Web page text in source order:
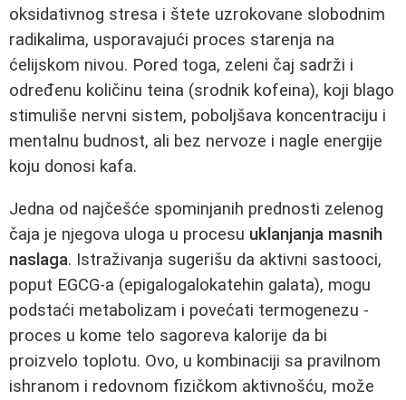
oksidativnog stresa i štete uzrokovane slobodnim
radikalima, usporavajući proces starenja na
ćelijskom nivou. Pored toga, zeleni čaj sadrži i
određenu količinu teina (srodnik kofeina), koji blago
stimuliše nervni sistem, poboljšava koncentraciju i
mentalnu budnost, ali bez nervoze i nagle energije
koju donosi kafa.
Jedna od najčešće spominjanih prednosti zelenog
čaja je njegova uloga u procesu uklanjanja masnih
naslaga. Istraživanja sugerišu da aktivni sastooci,
poput EGCG-a (epigalogalokatehin galata), mogu
podstaći metabolizam i povećati termogenezu -
proces u kome telo sagoreva kalorije da bi
proizvelo toplotu. Ovo, u kombinaciji sa pravilnom
ishranom i redovnom fizičkom aktivnošću, može